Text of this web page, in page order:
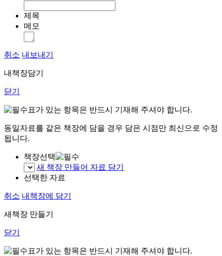
제목
메모
취소 내보내기
내책장담기
닫기
표가 있는 항목은 반드시 기재해 주셔야 합니다.
동일자료를 같은 책장에 담을 경우 담은 시점만 최신으로 수정
됩니다.
책장선택
새 책장 만들어 자료 담기
선택한 자료
취소 내책장에 담기
새책장 만들기
닫기
표가 있는 항목은 반드시 기재해 주셔야 합니다.